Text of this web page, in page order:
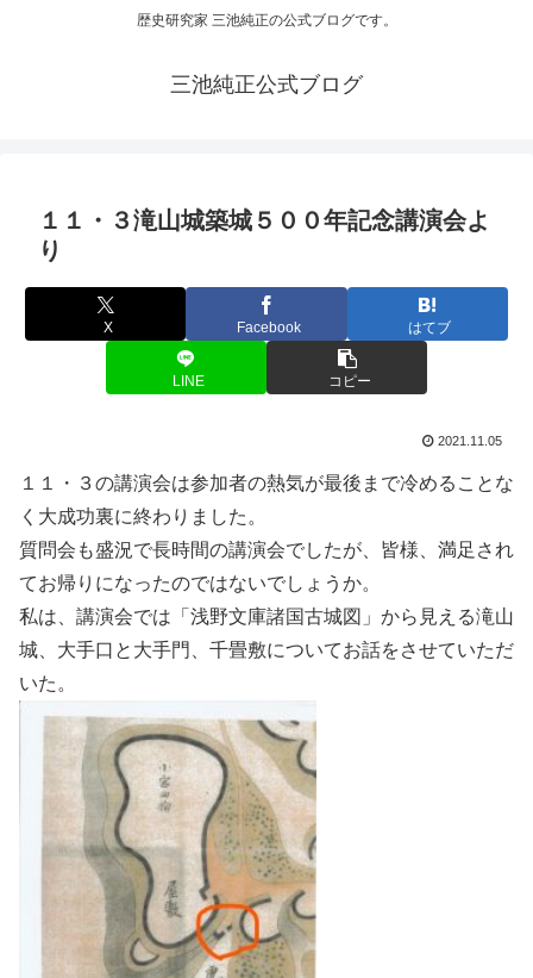
歴史研究家 三池純正の公式ブログです。
三池純正公式ブログ
１１・３滝山城築城５００年記念講演会よ
り
X Facebook はてブ
LINE コピー
2021.11.05
１１・３の講演会は参加者の熱気が最後まで冷めることな
く大成功裏に終わりました。
質問会も盛況で長時間の講演会でしたが、皆様、満足され
てお帰りになったのではないでしょうか。
私は、講演会では「浅野文庫諸国古城図」から見える滝山
城、大手口と大手門、千畳敷についてお話をさせていただ
いた。